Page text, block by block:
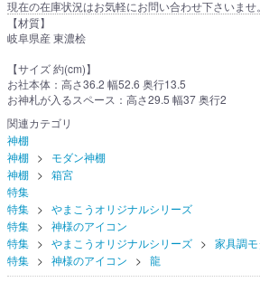
現在の在庫状況はお気軽にお問い合わせ下さいませ。
【材質】
岐阜県産 東濃桧
【サイズ 約(cm)】
お社本体：高さ36.2 幅52.6 奥行13.5
お神札が入るスペース：高さ29.5 幅37 奥行2
関連カテゴリ
神棚
神棚
モダン神棚
神棚
箱宮
特集
特集
やまこうオリジナルシリーズ
特集
神様のアイコン
特集
やまこうオリジナルシリーズ
家具調
特集
神様のアイコン 龍